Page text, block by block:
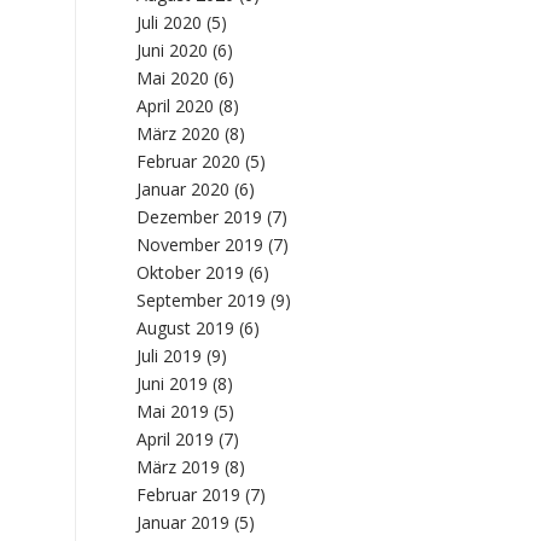
Juli 2020 (5)
Juni 2020 (6)
Mai 2020 (6)
April 2020 (8)
März 2020 (8)
Februar 2020 (5)
Januar 2020 (6)
Dezember 2019 (7)
November 2019 (7)
Oktober 2019 (6)
September 2019 (9)
August 2019 (6)
Juli 2019 (9)
Juni 2019 (8)
Mai 2019 (5)
April 2019 (7)
März 2019 (8)
Februar 2019 (7)
Januar 2019 (5)